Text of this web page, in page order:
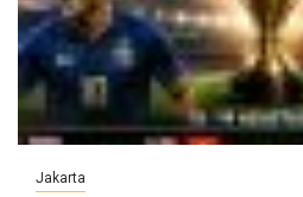
Jakarta